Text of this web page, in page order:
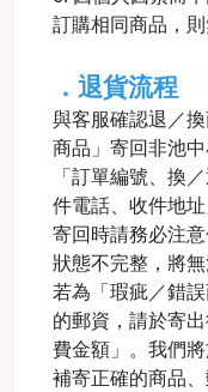
訂購相同商品，則
．退貨流程
與客服確認退／
商品」寄回非池
「訂單編號、換
件電話、收件地址
寄回時請務必注
狀態不完整，將無
若為「瑕疵／錯
的郵資，請於寄
費金額」。我們
補寄正確的商品、